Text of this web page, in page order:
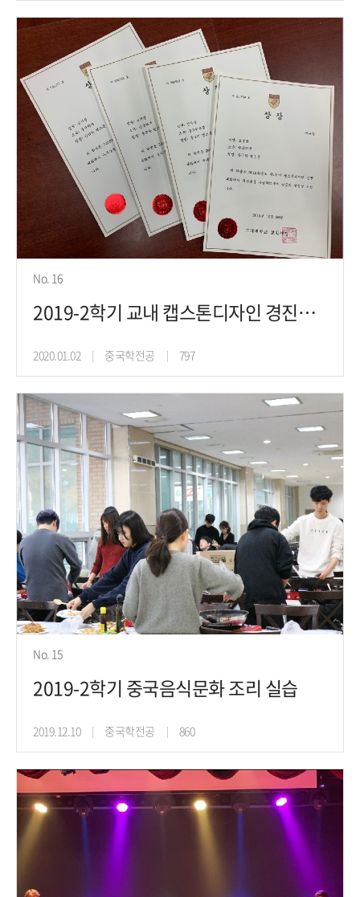
No. 16
2019-2학기 교내 캡스톤디자인 경진대회 우수상 수상
2020.01.02 중국학전공 797
No. 15
2019-2학기 중국음식문화 조리 실습
2019.12.10 중국학전공 860